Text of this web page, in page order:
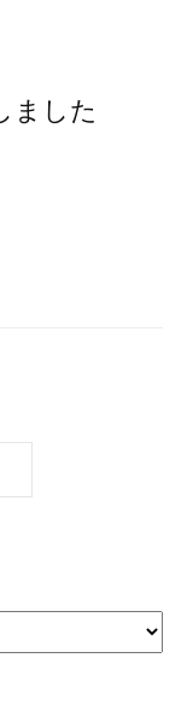
ました